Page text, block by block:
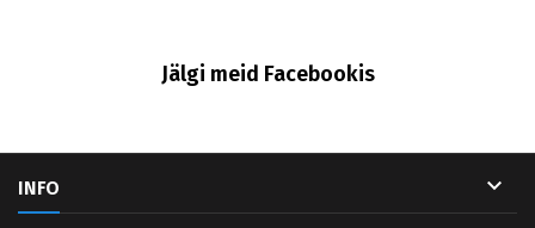
Jälgi meid Facebookis
INFO 